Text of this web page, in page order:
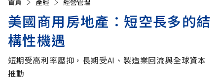
首頁 產經 經營管理
美國商用房地產：短空長多的結
構性機遇
短期受高利率壓抑，長期受AI、製造業回流與全球資本
推動